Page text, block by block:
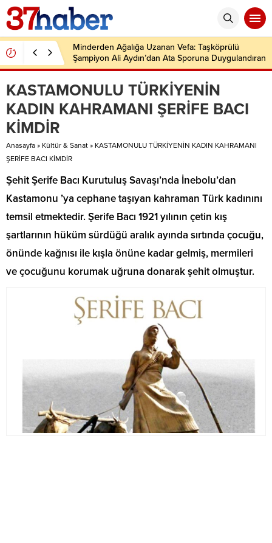
Minderden Ağalığa Uzanan Vefa: Taşköprülü
Şampiyon Ali Aydın’dan Ata Sporuna Duygulandıran
Dönüş
KASTAMONULU TÜRKİYENİN
KADIN KAHRAMANI ŞERİFE BACI
KİMDİR
Anasayfa » Kültür & Sanat » KASTAMONULU TÜRKİYENİN KADIN KAHRAMANI
ŞERİFE BACI KİMDİR
Şehit Şerife Bacı Kurutuluş Savaşı’nda İnebolu’dan
Kastamonu ’ya cephane taşıyan kahraman Türk kadınını
temsil etmektedir. Şerife Bacı 1921 yılının çetin kış
şartlarının hüküm sürdüğü aralık ayında sırtında çocuğu,
önünde kağnısı ile kışla önüne kadar gelmiş, mermileri
ve çocuğunu korumak uğruna donarak şehit olmuştur.